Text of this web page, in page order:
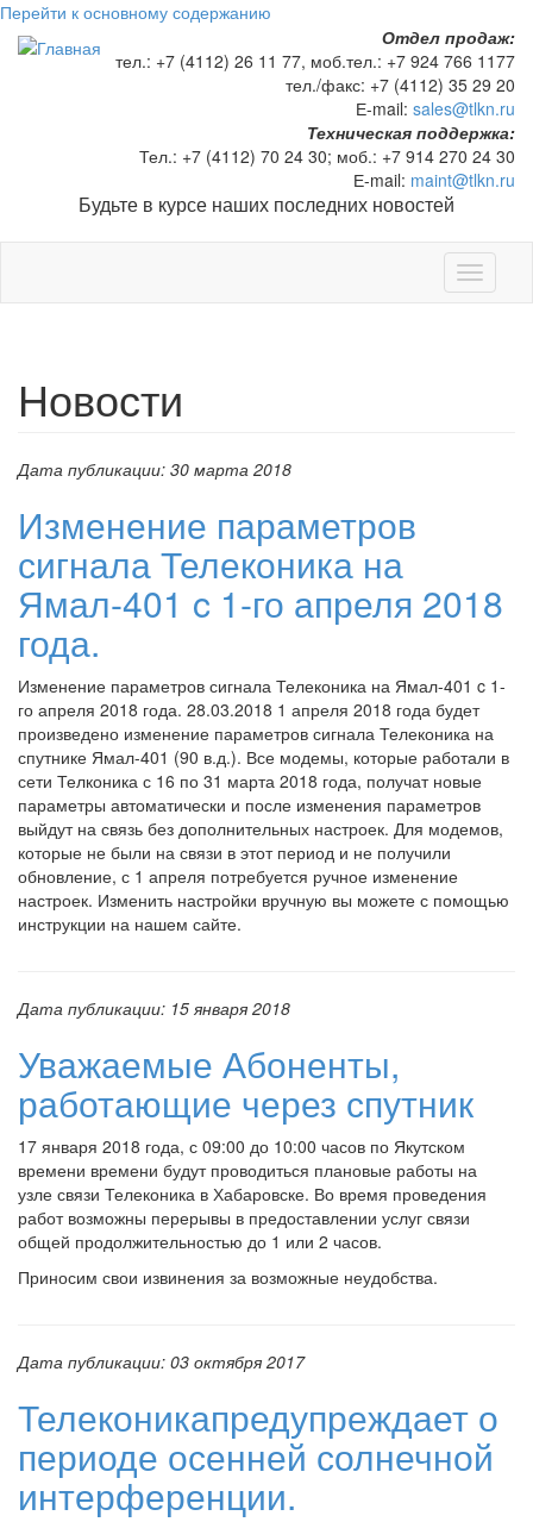
Перейти к основному содержанию
Отдел продаж:
тел.: +7 (4112) 26 11 77, моб.тел.: +7 924 766 1177
тел./факс: +7 (4112) 35 29 20
Е-mail: sales@tlkn.ru
Техническая поддержка:
Тел.: +7 (4112) 70 24 30; моб.: +7 914 270 24 30
Е-mail: maint@tlkn.ru
Будьте в курсе наших последних новостей
Toggle
Новости
Дата публикации: 30 марта 2018
Изменение параметров
сигнала Телеконика на
Ямал-401 c 1-го апреля 2018
года.
Изменение параметров сигнала Телеконика на Ямал-401 c 1-
го апреля 2018 года. 28.03.2018 1 апреля 2018 года будет
произведено изменение параметров сигнала Телеконика на
спутнике Ямал-401 (90 в.д.). Все модемы, которые работали в
сети Телконика с 16 по 31 марта 2018 года, получат новые
параметры автоматически и после изменения параметров
выйдут на связь без дополнительных настроек. Для модемов,
которые не были на связи в этот период и не получили
обновление, с 1 апреля потребуется ручное изменение
настроек. Изменить настройки вручную вы можете с помощью
инструкции на нашем сайте.
Дата публикации: 15 января 2018
Уважаемые Абоненты,
работающие через спутник
17 января 2018 года, с 09:00 до 10:00 часов по Якутском
времени времени будут проводиться плановые работы на
узле связи Телеконика в Хабаровске. Во время проведения
работ возможны перерывы в предоставлении услуг связи
общей продолжительностью до 1 или 2 часов.
Приносим свои извинения за возможные неудобства.
Дата публикации: 03 октября 2017
Телеконикапредупреждает о
периоде осенней солнечной
интерференции.